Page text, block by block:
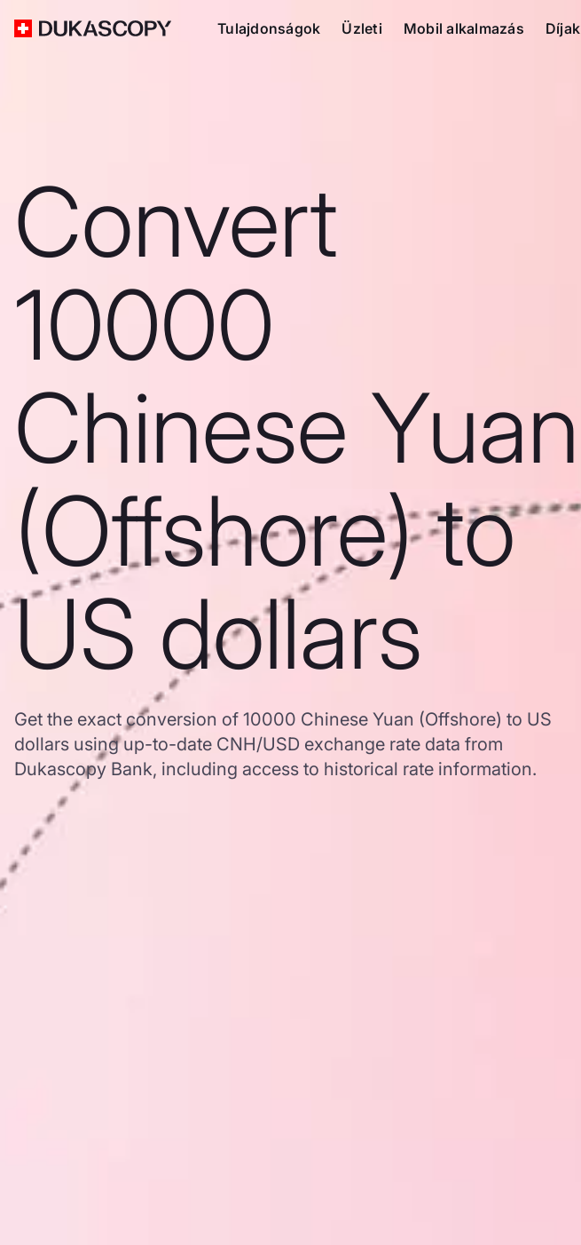
Tulajdonságok Üzleti Mobil alkalmazás Díjak
Convert
10000
Chinese Yuan
(Offshore) to
US dollars
Get the exact conversion of 10000 Chinese Yuan (Offshore) to US
dollars using up-to-date CNH/USD exchange rate data from
Dukascopy Bank, including access to historical rate information.